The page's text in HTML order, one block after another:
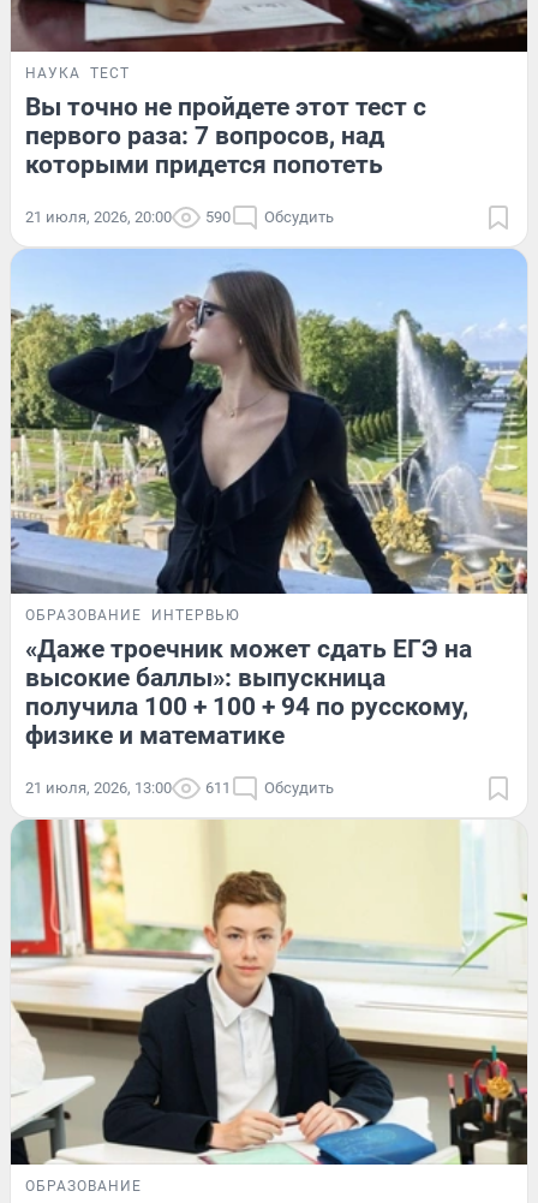
НАУКА ТЕСТ
Вы точно не пройдете этот тест с
первого раза: 7 вопросов, над
которыми придется попотеть
21 июля, 2026, 20:00 590 Обсудить
ОБРАЗОВАНИЕ ИНТЕРВЬЮ
«Даже троечник может сдать ЕГЭ на
высокие баллы»: выпускница
получила 100 + 100 + 94 по русскому,
физике и математике
21 июля, 2026, 13:00 611 Обсудить
ОБРАЗОВАНИЕ